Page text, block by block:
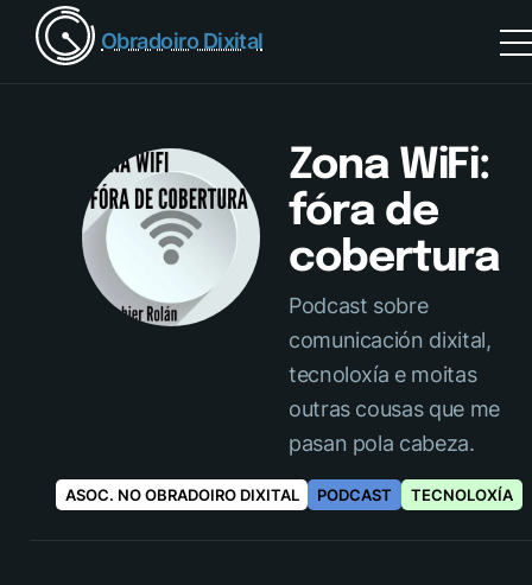
Obradoiro Dixital
Zona WiFi:
fóra de
cobertura
Podcast sobre
comunicación dixital,
tecnoloxía e moitas
outras cousas que me
pasan pola cabeza.
ASOC. NO OBRADOIRO DIXITAL PODCAST TECNOLOXÍA